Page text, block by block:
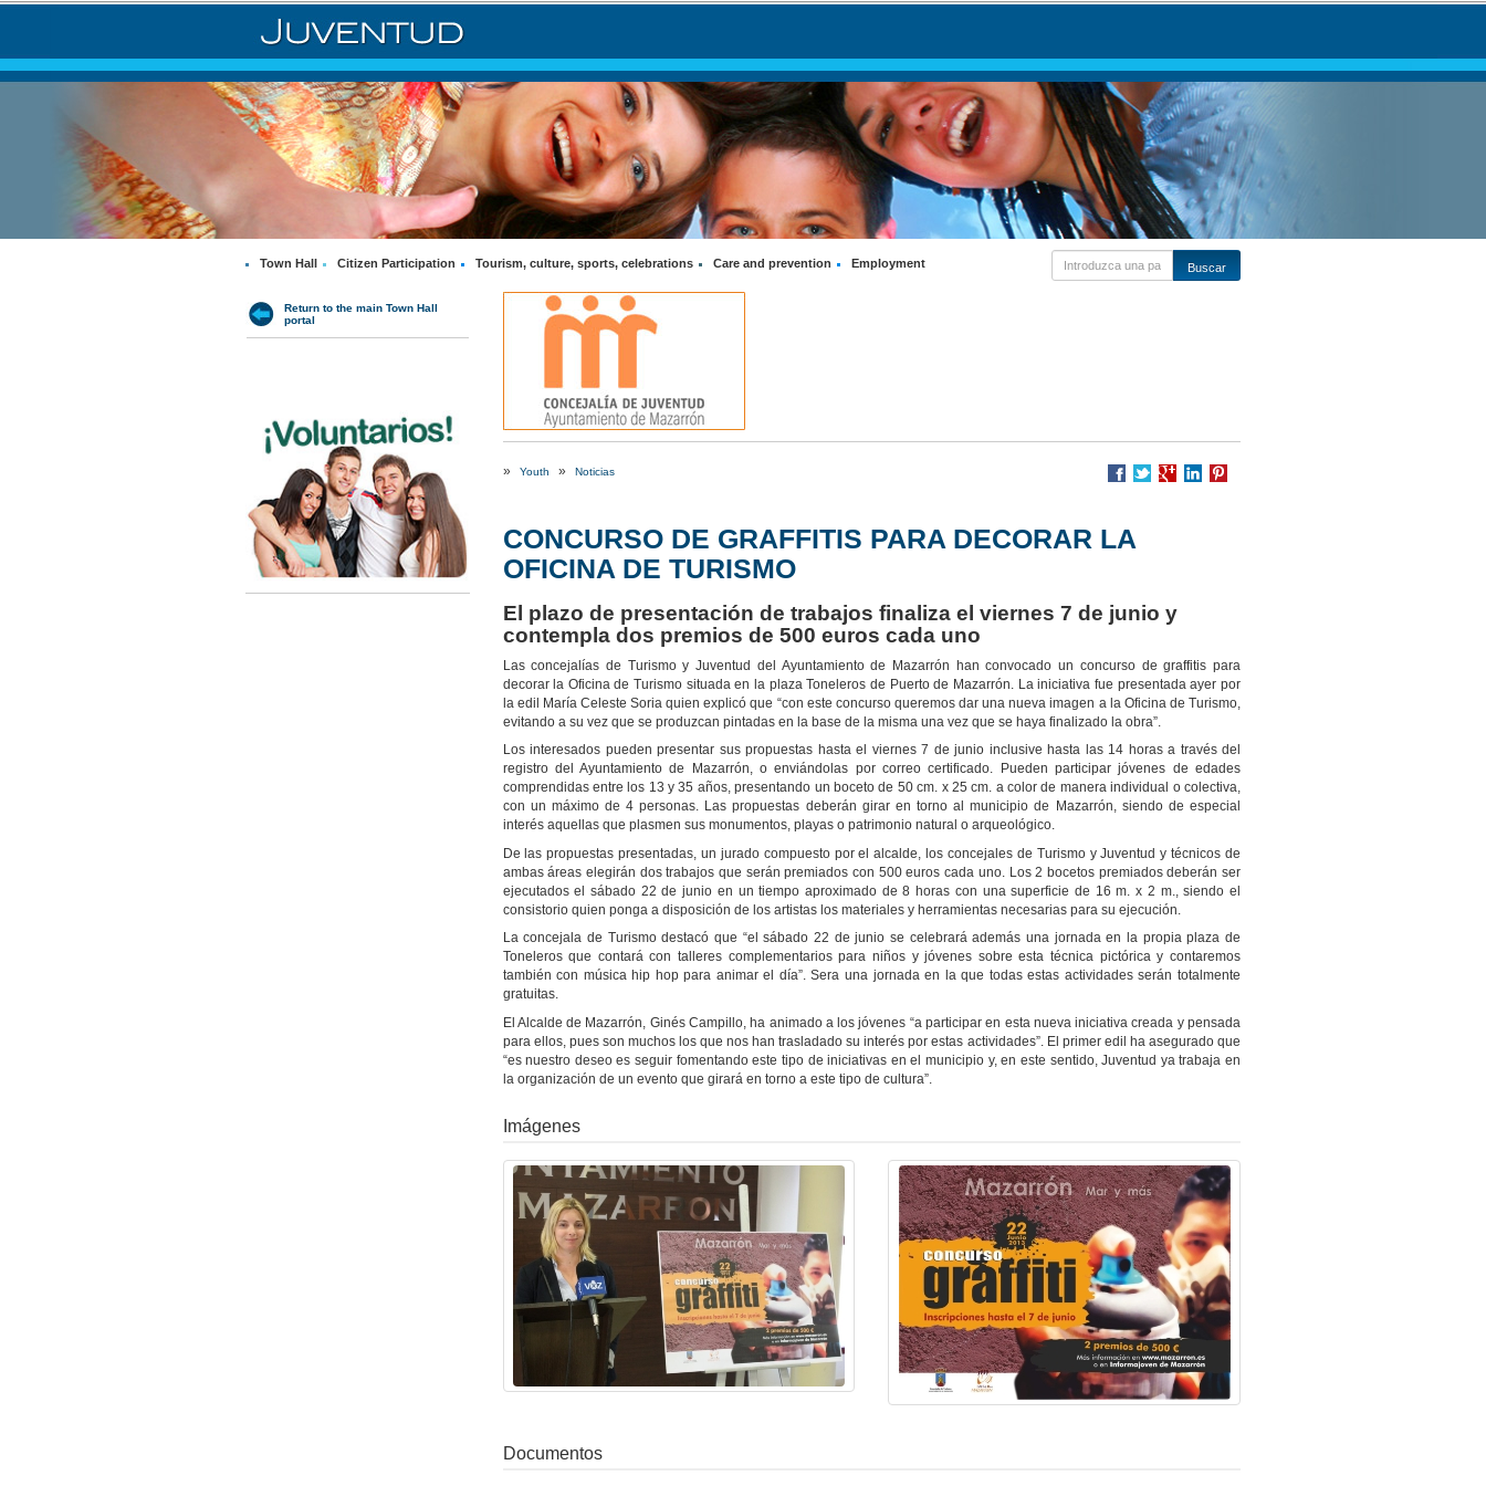
Town Hall Citizen Participation Tourism, culture, sports, celebrations Care and prevention Employment
Return to the main Town Hall
portal
» Youth » Noticias
CONCURSO DE GRAFFITIS PARA DECORAR LA
OFICINA DE TURISMO
El plazo de presentación de trabajos finaliza el viernes 7 de junio y
contempla dos premios de 500 euros cada uno
Las concejalías de Turismo y Juventud del Ayuntamiento de Mazarrón han convocado un concurso de graffitis para
decorar la Oficina de Turismo situada en la plaza Toneleros de Puerto de Mazarrón. La iniciativa fue presentada ayer por
la edil María Celeste Soria quien explicó que “con este concurso queremos dar una nueva imagen a la Oficina de Turismo,
evitando a su vez que se produzcan pintadas en la base de la misma una vez que se haya finalizado la obra”.
Los interesados pueden presentar sus propuestas hasta el viernes 7 de junio inclusive hasta las 14 horas a través del
registro del Ayuntamiento de Mazarrón, o enviándolas por correo certificado. Pueden participar jóvenes de edades
comprendidas entre los 13 y 35 años, presentando un boceto de 50 cm. x 25 cm. a color de manera individual o colectiva,
con un máximo de 4 personas. Las propuestas deberán girar en torno al municipio de Mazarrón, siendo de especial
interés aquellas que plasmen sus monumentos, playas o patrimonio natural o arqueológico.
De las propuestas presentadas, un jurado compuesto por el alcalde, los concejales de Turismo y Juventud y técnicos de
ambas áreas elegirán dos trabajos que serán premiados con 500 euros cada uno. Los 2 bocetos premiados deberán ser
ejecutados el sábado 22 de junio en un tiempo aproximado de 8 horas con una superficie de 16 m. x 2 m., siendo el
consistorio quien ponga a disposición de los artistas los materiales y herramientas necesarias para su ejecución.
La concejala de Turismo destacó que “el sábado 22 de junio se celebrará además una jornada en la propia plaza de
Toneleros que contará con talleres complementarios para niños y jóvenes sobre esta técnica pictórica y contaremos
también con música hip hop para animar el día”. Sera una jornada en la que todas estas actividades serán totalmente
gratuitas.
El Alcalde de Mazarrón, Ginés Campillo, ha animado a los jóvenes “a participar en esta nueva iniciativa creada y pensada
para ellos, pues son muchos los que nos han trasladado su interés por estas actividades”. El primer edil ha asegurado que
“es nuestro deseo es seguir fomentando este tipo de iniciativas en el municipio y, en este sentido, Juventud ya trabaja en
la organización de un evento que girará en torno a este tipo de cultura”.
Imágenes
Documentos